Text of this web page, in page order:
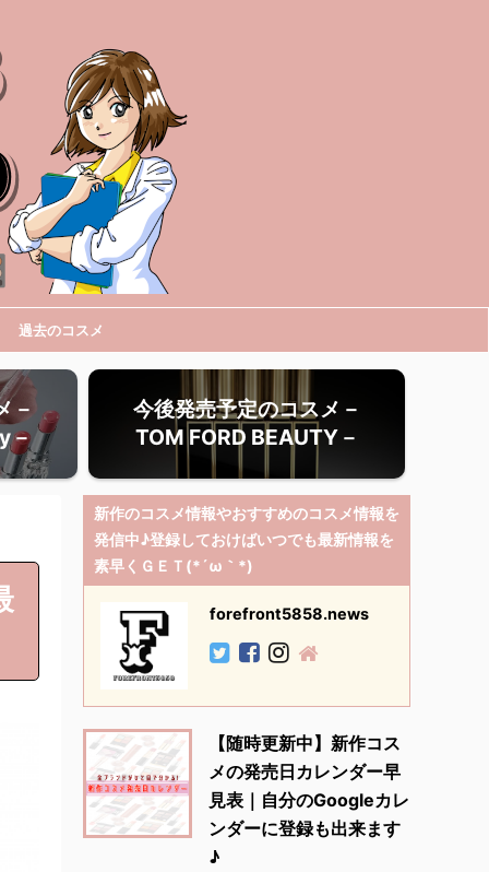
過去のコスメ
－
－
今後発売予定のコスメ－
TOM FORD BEAUTY－
新作のコスメ情報やおすすめのコスメ情報を
発信中♪登録しておけばいつでも最新情報を
素早くＧＥＴ(*´ω｀*)
forefront5858.news
【随時更新中】新作コス
メの発売日カレンダー早
見表｜自分のGoogleカレ
ンダーに登録も出来ます
♪